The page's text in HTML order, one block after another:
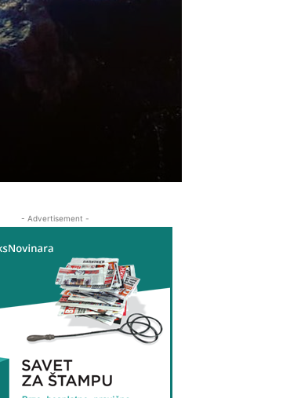
- Advertisement -